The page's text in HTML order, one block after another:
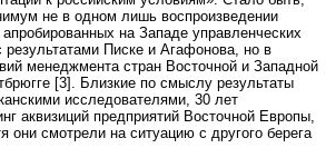
не в одном лишь воспроизведении
на Западе управленческих
Писке и Агафонова, но в
менеджмента стран Восточной и Западной
[3]. Близкие по смыслу результаты
исследователями, 30 лет
аквизиций предприятий Восточной Европы,
они смотрели на ситуацию с другого берега